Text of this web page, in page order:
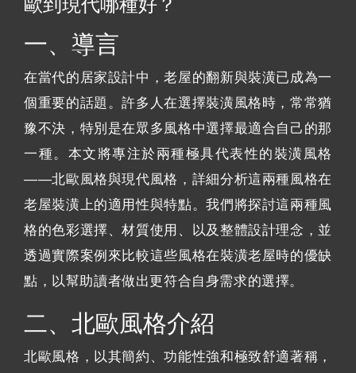
歐到現代哪種好？
一、導言
在當代的居家設計中，老屋的翻新與裝潢已成為一
個重要的話題。許多人在選擇裝潢風格時，常常猶
豫不決，特別是在眾多風格中選擇最適合自己的那
一種。本文將專注於兩種極具代表性的裝潢風格
——北歐風格與現代風格，詳細分析這兩種風格在
老屋裝潢上的適用性與特點。我們將探討這兩種風
格的色彩選擇、材質使用、以及整體設計理念，並
透過實際案例來比較這些風格在裝潢老屋時的優缺
點，以幫助讀者做出更符合自身需求的選擇。
二、北歐風格介紹
北歐風格，以其簡約、功能性強和極致舒適著稱，